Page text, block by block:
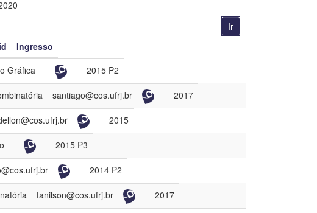
Ingresso
Gráfica 2015 P2
santiago@cos.ufrj.br 2017
2015
2015 P3
2014 P2
tanilson@cos.ufrj.br 2017